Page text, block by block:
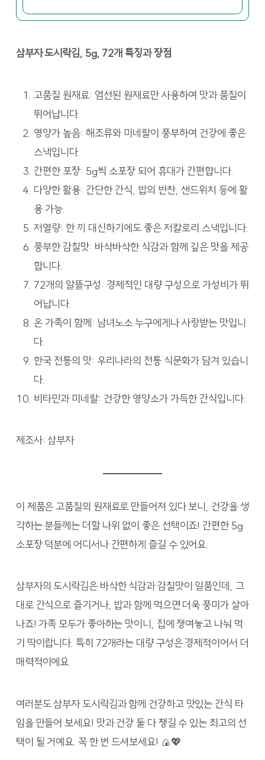
삼부자 도시락김, 5g, 72개 특징과 장점
고품질 원재료: 엄선된 원재료만 사용하여 맛과 품질이
뛰어납니다.
영양가 높음: 해조류와 미네랄이 풍부하여 건강에 좋은
스낵입니다.
간편한 포장: 5g씩 소포장 되어 휴대가 간편합니다.
다양한 활용: 간단한 간식, 밥의 반찬, 샌드위치 등에 활
용 가능.
저열량: 한 끼 대신하기에도 좋은 저칼로리 스낵입니다.
풍부한 감칠맛: 바삭바삭한 식감과 함께 깊은 맛을 제공
합니다.
72개의 알뜰구성: 경제적인 대량 구성으로 가성비가 뛰
어납니다.
온 가족이 함께: 남녀노소 누구에게나 사랑받는 맛입니
다.
한국 전통의 맛: 우리나라의 전통 식문화가 담겨 있습니
다.
비타민과 미네랄: 건강한 영양소가 가득한 간식입니다.
제조사: 삼부자
이 제품은 고품질의 원재료로 만들어져 있다 보니, 건강을 생
각하는 분들께는 더할 나위 없이 좋은 선택이죠! 간편한 5g
소포장 덕분에 어디서나 간편하게 즐길 수 있어요.
삼부자의 도시락김은 바삭한 식감과 감칠맛이 일품인데, 그
대로 간식으로 즐기거나, 밥과 함께 먹으면 더욱 풍미가 살아
나죠! 가족 모두가 좋아하는 맛이니, 집에 쟁여놓고 나눠 먹
기 딱이랍니다. 특히 72개라는 대량 구성은 경제적이어서 더
매력적이에요.
여러분도 삼부자 도시락김과 함께 건강하고 맛있는 간식 타
임을 만들어 보세요! 맛과 건강 둘 다 챙길 수 있는 최고의 선
택이 될 거예요. 꼭 한 번 드셔보세요! 🍙💖